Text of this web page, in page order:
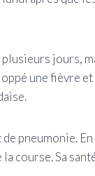
jours,
une fièvre et
pneumonie.
course. Sa